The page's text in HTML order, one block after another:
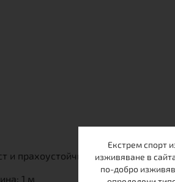
и прахоустойчивост: IP67
1 м
Екстрем спорт
изживяване в
по-добро